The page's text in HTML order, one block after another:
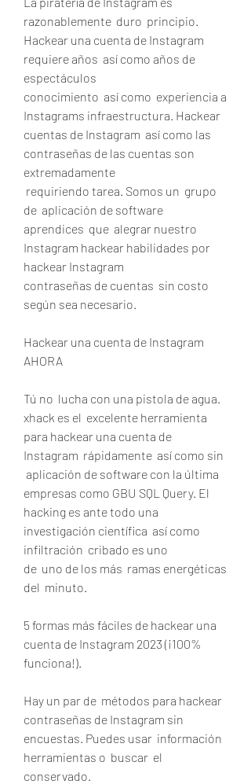
razonablemente  duro  principio.
Hackear una cuenta de Instagram
requiere años  así como años de
espectáculos
conocimiento  así como  experiencia a
Instagrams infraestructura. Hackear
cuentas de Instagram  así como las
contraseñas de las cuentas son
extremadamente
de  aplicación de software
aprendices  que  alegrar nuestro
Instagram hackear habilidades por
hackear Instagram
contraseñas de cuentas  sin costo
según sea necesario.
Hackear una cuenta de Instagram
AHORA
Tú no  lucha con una pistola de agua.
xhack es el  excelente herramienta
para hackear una cuenta de
Instagram  rápidamente  así como sin
empresas como GBU SQL Query. El
hacking es ante todo una
investigación científica  así como
infiltración  cribado es uno
de  uno de los más  ramas energéticas
del  minuto.
5 formas más fáciles de hackear una
cuenta de Instagram 2023 (¡100%
funciona!).
Hay un par de  métodos para hackear
contraseñas de Instagram sin
encuestas. Puedes usar  información
herramientas o  buscar  el
conservado.